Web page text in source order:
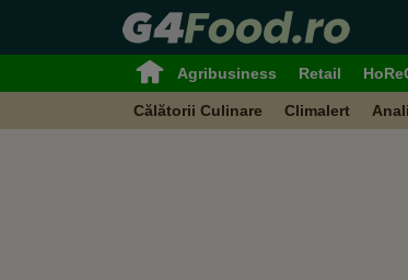
Agribusiness Retail
Călătorii Culinare Climalert